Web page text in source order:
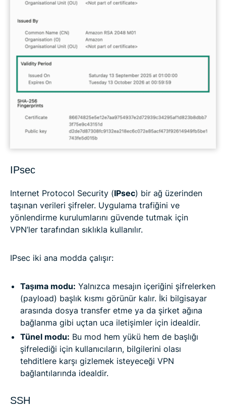
IPsec
Internet Protocol Security (IPsec) bir ağ üzerinden
taşınan verileri şifreler. Uygulama trafiğini ve
yönlendirme kurulumlarını güvende tutmak için
VPN’ler tarafından sıklıkla kullanılır.
IPsec iki ana modda çalışır:
Taşıma modu: Yalnızca mesajın içeriğini şifrelerken
(payload) başlık kısmı görünür kalır. İki bilgisayar
arasında dosya transfer etme ya da şirket ağına
bağlanma gibi uçtan uca iletişimler için idealdir.
Tünel modu: Bu mod hem yükü hem de başlığı
şifrelediği için kullanıcıların, bilgilerini olası
tehditlere karşı gizlemek isteyeceği VPN
bağlantılarında idealdir.
SSH